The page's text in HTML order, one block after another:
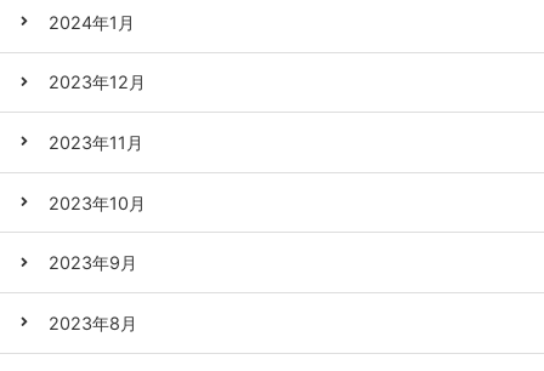
2024年1月
2023年12月
2023年11月
2023年10月
2023年9月
2023年8月